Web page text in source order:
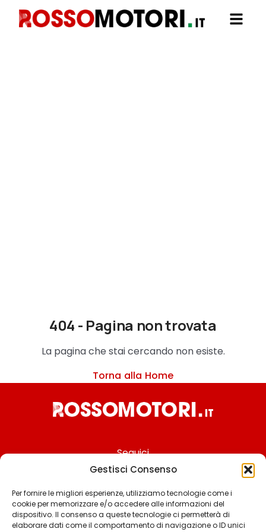
Gestisci Consenso
Per fornire le migliori esperienze, utilizziamo tecnologie come i
cookie per memorizzare e/o accedere alle informazioni del
dispositivo. Il consenso a queste tecnologie ci permetterà di
elaborare dati come il comportamento di navigazione o ID unici
404 - Pagina non trovata
La pagina che stai cercando non esiste.
Torna alla Home
Seguici
Chi siamo